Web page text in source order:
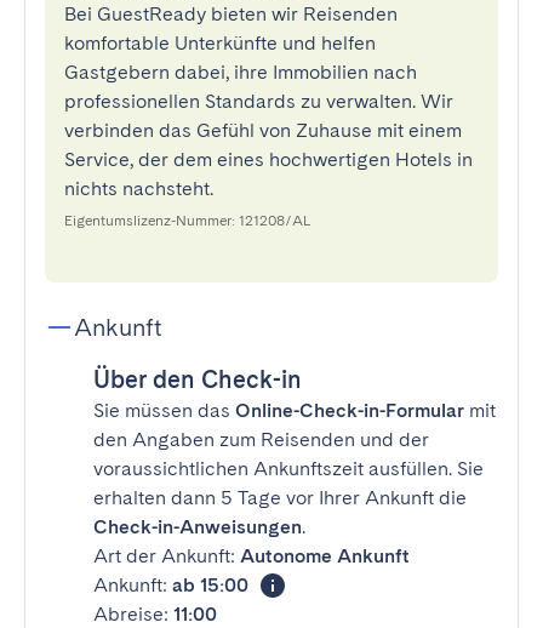
Bei GuestReady bieten wir Reisenden
komfortable Unterkünfte und helfen
Gastgebern dabei, ihre Immobilien nach
professionellen Standards zu verwalten. Wir
verbinden das Gefühl von Zuhause mit einem
Service, der dem eines hochwertigen Hotels in
nichts nachsteht.
Eigentumslizenz-Nummer: 121208/AL
Ankunft
Über den Check-in
Sie müssen das Online-Check-in-Formular mit
den Angaben zum Reisenden und der
voraussichtlichen Ankunftszeit ausfüllen. Sie
erhalten dann 5 Tage vor Ihrer Ankunft die
Check-in-Anweisungen.
Art der Ankunft: Autonome Ankunft
Ankunft: ab 15:00
Abreise: 11:00